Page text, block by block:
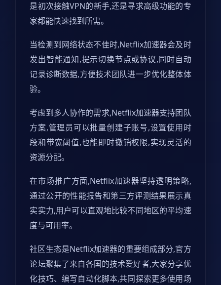
是初次接触VPN的新手,还是寻求高级功能的专
家都能快速找到所需。
当检测到网络状态不佳时,Netflix加速器会及时
发出智能通知,提示切换节点或协议,同时自动
记录诊断数据,方便技术团队进一步优化整体体
验。
考虑到多人协作的需求,Netflix加速器支持团队
方案,管理员可以批量创建子账号,设置使用时
段和带宽阈值,也能即时撤销权限,实现灵活的
资源分配。
在市场推广方面,Netflix加速器坚持透明策略,
通过公开的性能报告和第三方评测结果展示真
实实力,用户可以直观地比较不同地区的平均速
度与可用率。
社区生态是Netflix加速器的重要组成部分,官方
论坛聚集了来自各国的技术爱好者,大家分享优
化技巧、编写自动化脚本,共同探索更多使用场